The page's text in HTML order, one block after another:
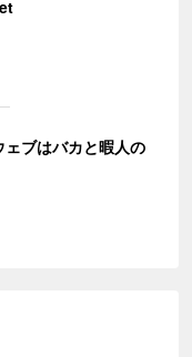
ブはバカと暇人の